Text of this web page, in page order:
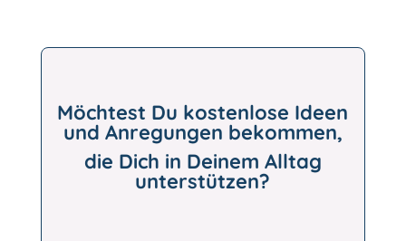
Möchtest Du kostenlose Ideen
und Anregungen bekommen,
die Dich in Deinem Alltag
unterstützen?